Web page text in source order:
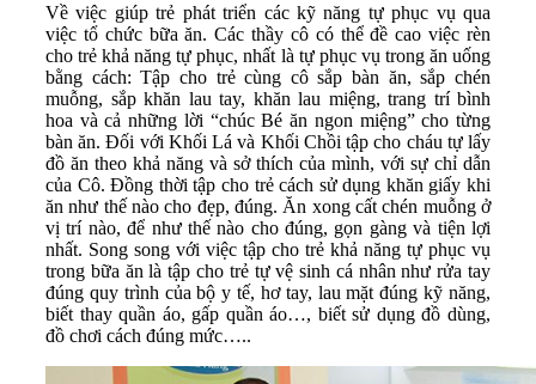
Về việc giúp trẻ phát triển các kỹ năng tự phục vụ qua
việc tổ chức bữa ăn. Các thầy cô có thể đề cao việc rèn
cho trẻ khả năng tự phục, nhất là tự phục vụ trong ăn uống
bằng cách: Tập cho trẻ cùng cô sắp bàn ăn, sắp chén
muỗng, sắp khăn lau tay, khăn lau miệng, trang trí bình
hoa và cả những lời “chúc Bé ăn ngon miệng” cho từng
bàn ăn. Đối với Khối Lá và Khối Chồi tập cho cháu tự lấy
đồ ăn theo khả năng và sở thích của mình, với sự chỉ dẫn
của Cô. Đồng thời tập cho trẻ cách sử dụng khăn giấy khi
ăn như thế nào cho đẹp, đúng. Ăn xong cất chén muỗng ở
vị trí nào, để như thế nào cho đúng, gọn gàng và tiện lợi
nhất. Song song với việc tập cho trẻ khả năng tự phục vụ
trong bữa ăn là tập cho trẻ tự vệ sinh cá nhân như rửa tay
đúng quy trình của bộ y tế, hơ tay, lau mặt đúng kỹ năng,
biết thay quần áo, gấp quần áo…, biết sử dụng đồ dùng,
đồ chơi cách đúng mức…..